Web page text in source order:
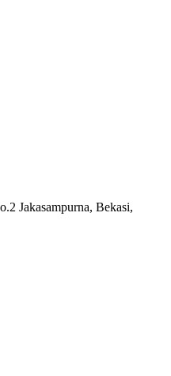
Jakasampurna, Bekasi,